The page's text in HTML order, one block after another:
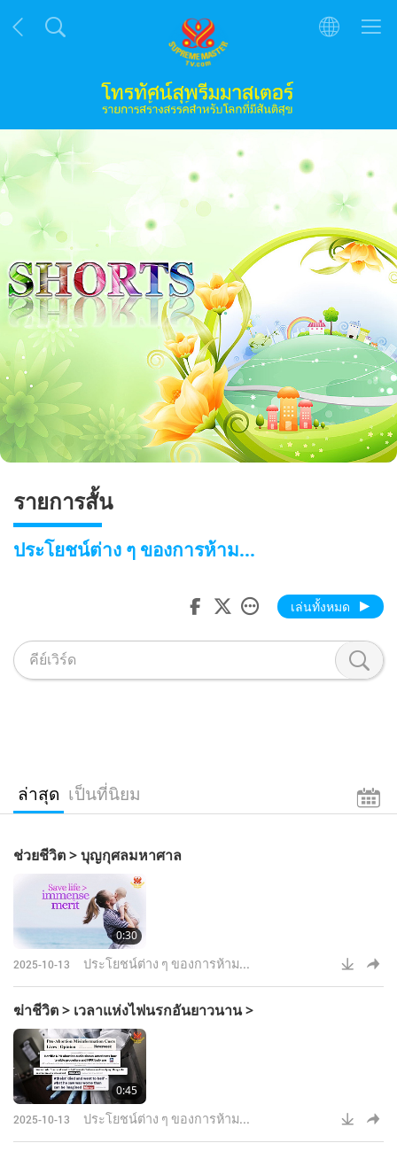
รายการสั้น
ประโยชน์ต่าง ๆ ของการห้าม...
เล่นทั้งหมด
ล่าสุด เป็นที่นิยม
ช่วยชีวิต > บุญกุศลมหาศาล
0:30
2025-10-13 ประโยชน์ต่าง ๆ ของการห้าม...
ฆ่าชีวิต > เวลาแห่งไฟนรกอันยาวนาน >
0:45
2025-10-13 ประโยชน์ต่าง ๆ ของการห้าม...